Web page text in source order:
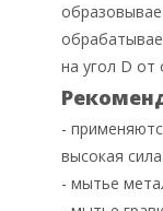
на угол D от
-
высокая
- мытье